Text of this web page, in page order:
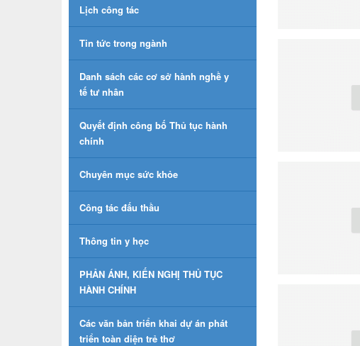
Lịch công tác
Tin tức trong ngành
Danh sách các cơ sở hành nghề y
tế tư nhân
Quyết định công bố Thủ tục hành
chính
Chuyên mục sức khỏe
Công tác đấu thầu
Thông tin y học
PHẢN ÁNH, KIẾN NGHỊ THỦ TỤC
HÀNH CHÍNH
Các văn bản triển khai dự án phát
triển toàn diện trẻ thơ